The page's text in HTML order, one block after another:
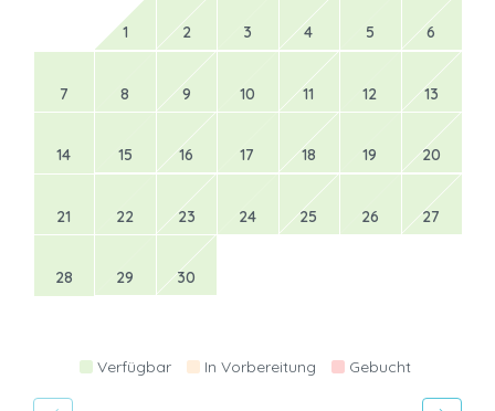
1 2 3 4 5 6
7 8 9 10 11 12 13
14 15 16 17 18 19 20
21 22 23 24 25 26 27
28 29 30
Verfügbar In Vorbereitung Gebucht